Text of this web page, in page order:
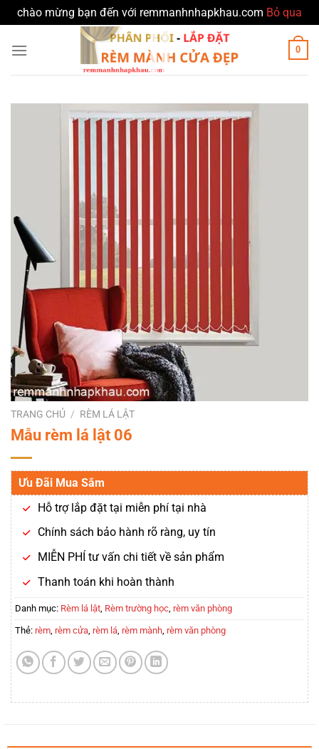
chào mừng bạn đến với remmanhnhapkhau.com Bỏ qua
qua
0
TRANG CHỦ / RÈM LÁ LẬT
Mẫu rèm lá lật 06
Ưu Đãi Mua Sắm
Hỗ trợ lắp đặt tại miễn phí tại nhà
Chính sách bảo hành rõ ràng, uy tín
MIỄN PHÍ tư vấn chi tiết về sản phẩm
Thanh toán khi hoàn thành
Danh mục: Rèm lá lật, Rèm trường học, rèm văn phòng
Thẻ: rèm, rèm cửa, rèm lá, rèm mành, rèm văn phòng